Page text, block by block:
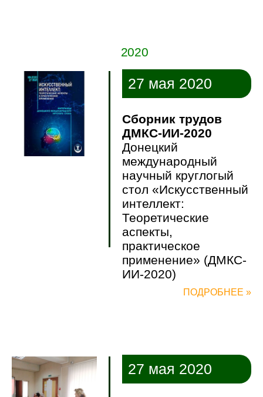
2020
27 мая 2020
Сборник трудов
ДМКС-ИИ-2020
Донецкий
международный
научный круглогый
стол «Искусственный
интеллект:
Теоретические
аспекты,
практическое
применение» (ДМКС-
ИИ-2020)
ПОДРОБНЕЕ »
27 мая 2020